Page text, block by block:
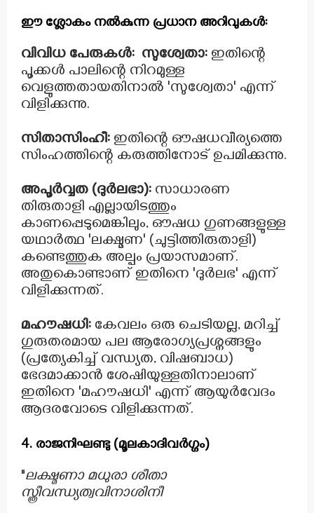
ഈ ശ്ലോകം നൽകുന്ന പ്രധാന അറിവുകൾ:
വിവിധ പേരുകൾ: സുശ്വേതാ: ഇതിന്റെ
പൂക്കൾ പാലിന്റെ നിറമുള്ള
വെളുത്തതായതിനാൽ 'സുശ്വേതാ' എന്ന്
വിളിക്കുന്നു.
സിതാസിംഹീ: ഇതിന്റെ ഔഷധവീര്യത്തെ
സിംഹത്തിന്റെ കരുത്തിനോട് ഉപമിക്കുന്നു.
അപൂർവ്വത (ദുർലഭാ): സാധാരണ
തിരുതാളി എല്ലായിടത്തും
കാണപ്പെടുമെങ്കിലും, ഔഷധ ഗുണങ്ങളുള്ള
യഥാർത്ഥ 'ലക്ഷ്മണ' (ചുട്ടിത്തിരുതാളി)
കണ്ടെത്തുക അല്പം പ്രയാസമാണ്.
അതുകൊണ്ടാണ് ഇതിനെ 'ദുർലഭ' എന്ന്
വിളിക്കുന്നത്.
മഹൗഷധി: കേവലം ഒരു ചെടിയല്ല, മറിച്ച്
ഗുരുതരമായ പല ആരോഗ്യപ്രശ്നങ്ങളും
(പ്രത്യേകിച്ച് വന്ധ്യത, വിഷബാധ)
ഭേദമാക്കാൻ ശേഷിയുള്ളതിനാലാണ്
ഇതിനെ 'മഹൗഷധി' എന്ന് ആയുർവേദം
ആദരവോടെ വിളിക്കുന്നത്.
4. രാജനിഘണ്ടു (മൂലകാദിവർഗ്ഗം)
"ലക്ഷ്മണാ മധുരാ ശീതാ
സ്ത്രീവന്ധ്യത്വവിനാശിനീ